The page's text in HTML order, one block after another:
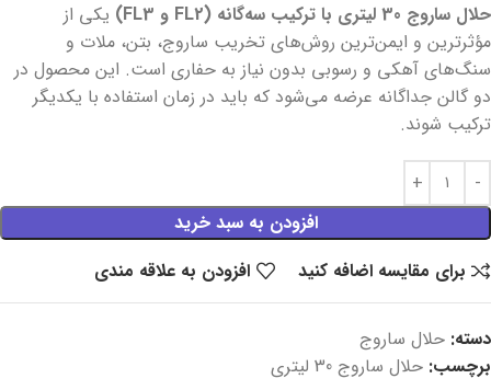
حلال ساروج 30 لیتری با ترکیب سه‌گانه (FL2 و FL3)
یکی از
مؤثرترین و ایمن‌ترین روش‌های تخریب ساروج، بتن، ملات و
سنگ‌های آهکی و رسوبی بدون نیاز به حفاری است. این محصول در
دو گالن جداگانه عرضه می‌شود که باید در زمان استفاده با یکدیگر
ترکیب شوند.
افزودن به سبد خرید
برای مقایسه اضافه کنید
افزودن به علاقه مندی
دسته: حلال ساروج
برچسب: حلال ساروج 30 لیتری